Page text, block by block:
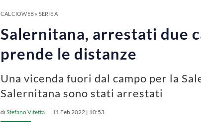
CALCIOWEB» SERIE A
Salernitana, arrestati due
prende le distanze
Una vicenda fuori dal campo per la
Salernitana sono stati arrestati
diStefano Vitetta 11 Feb 2022 | 10:53